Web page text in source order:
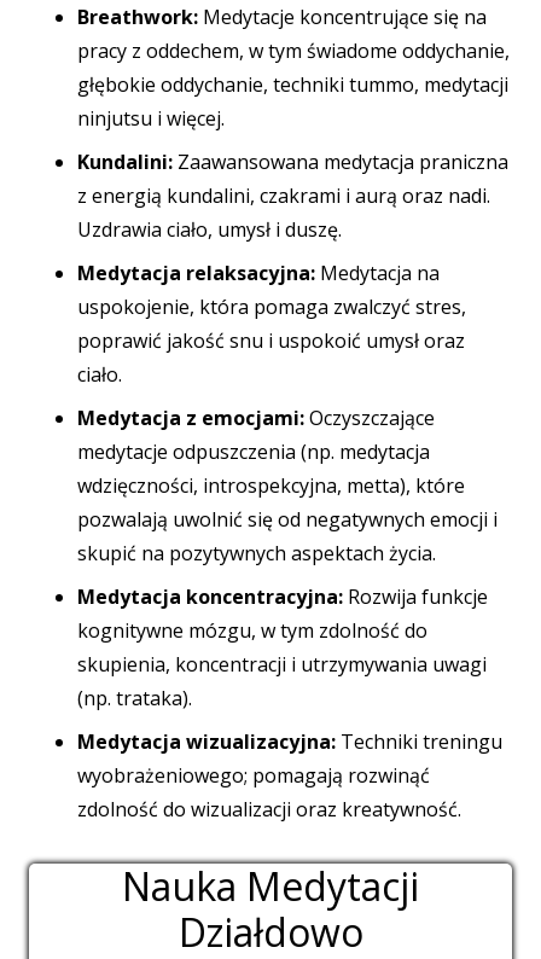
Breathwork: Medytacje koncentrujące się na
pracy z oddechem, w tym świadome oddychanie,
głębokie oddychanie, techniki tummo, medytacji
ninjutsu i więcej.
Kundalini: Zaawansowana medytacja praniczna
z energią kundalini, czakrami i aurą oraz nadi.
Uzdrawia ciało, umysł i duszę.
Medytacja relaksacyjna: Medytacja na
uspokojenie, która pomaga zwalczyć stres,
poprawić jakość snu i uspokoić umysł oraz
ciało.
Medytacja z emocjami:Oczyszczające
medytacje odpuszczenia (np. medytacja
wdzięczności, introspekcyjna, metta), które
pozwalają uwolnić się od negatywnych emocji i
skupić na pozytywnych aspektach życia.
Medytacja koncentracyjna: Rozwija funkcje
kognitywne mózgu, w tym zdolność do
skupienia, koncentracji i utrzymywania uwagi
(np. trataka).
Medytacja wizualizacyjna: Techniki treningu
wyobrażeniowego; pomagają rozwinąć
zdolność do wizualizacji oraz kreatywność.
Nauka Medytacji
Działdowo